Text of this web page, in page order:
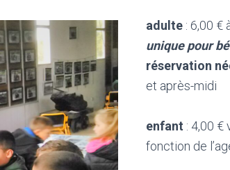
adulte : 6,00 €
unique pour
réservation
et après-midi
enfant : 4,00
fonction de